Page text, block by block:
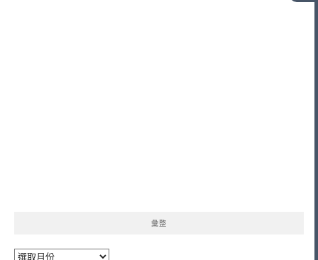
彙整
彙